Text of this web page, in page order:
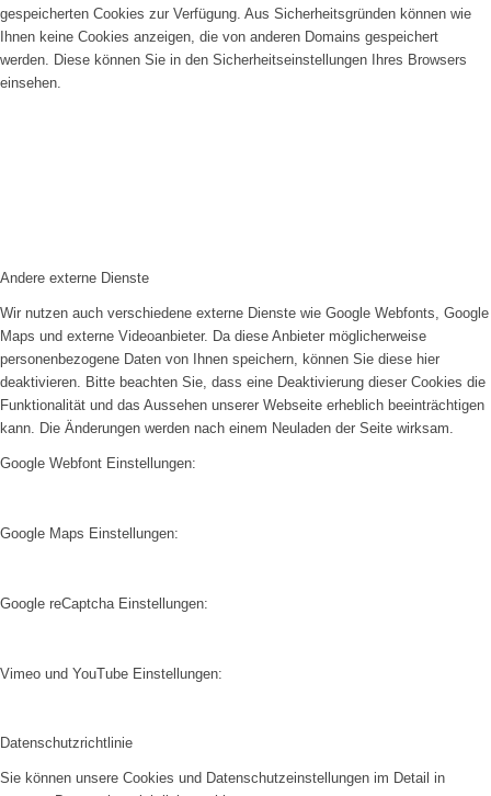
gespeicherten Cookies zur Verfügung. Aus Sicherheitsgründen können wie
Ihnen keine Cookies anzeigen, die von anderen Domains gespeichert
werden. Diese können Sie in den Sicherheitseinstellungen Ihres Browsers
einsehen.
Andere externe Dienste
Wir nutzen auch verschiedene externe Dienste wie Google Webfonts, Google
Maps und externe Videoanbieter. Da diese Anbieter möglicherweise
personenbezogene Daten von Ihnen speichern, können Sie diese hier
deaktivieren. Bitte beachten Sie, dass eine Deaktivierung dieser Cookies die
Funktionalität und das Aussehen unserer Webseite erheblich beeinträchtigen
kann. Die Änderungen werden nach einem Neuladen der Seite wirksam.
Google Webfont Einstellungen:
Google Maps Einstellungen:
Google reCaptcha Einstellungen:
Vimeo und YouTube Einstellungen:
Datenschutzrichtlinie
Sie können unsere Cookies und Datenschutzeinstellungen im Detail in